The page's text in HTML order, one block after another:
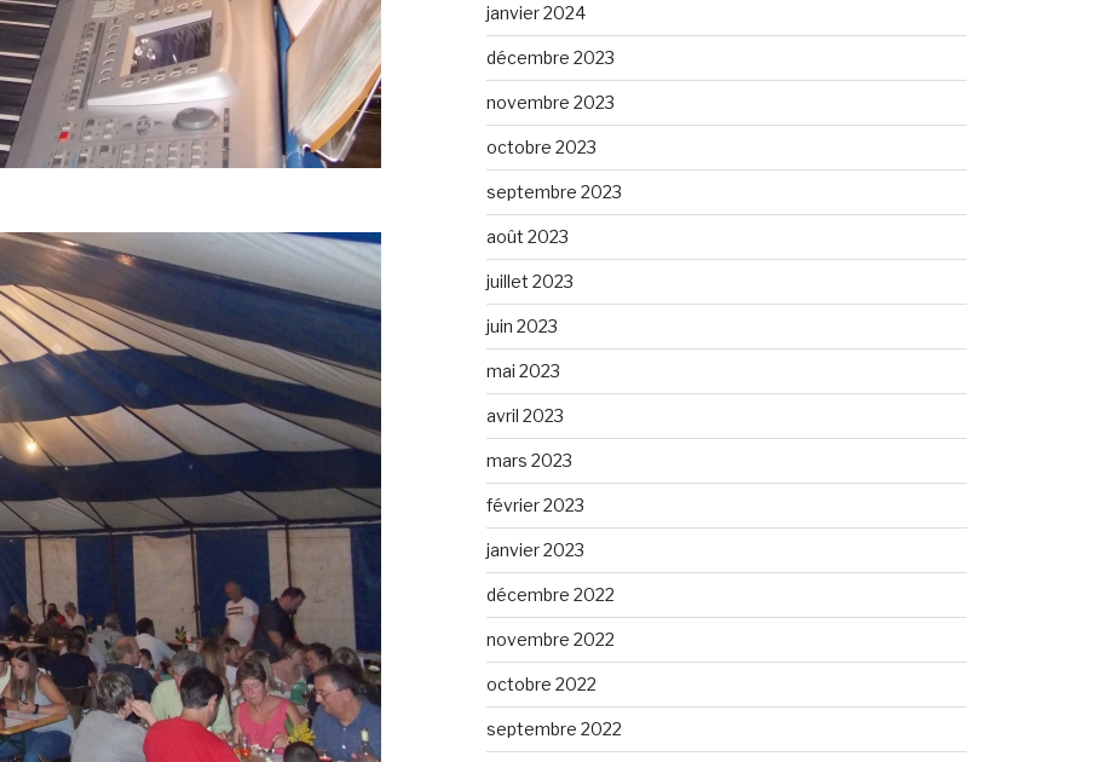
janvier 2024
décembre 2023
novembre 2023
octobre 2023
septembre 2023
août 2023
juillet 2023
juin 2023
mai 2023
avril 2023
mars 2023
février 2023
janvier 2023
décembre 2022
novembre 2022
octobre 2022
septembre 2022